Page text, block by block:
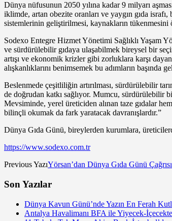
Dünya nüfusunun 2050 yılına kadar 9 milyarı
iklimde, artan obezite oranları ve yaygın gıda
sistemlerinin geliştirilmesi, kaynakların
Sodexo Entegre Hizmet Yönetimi Sağlıklı Yaşam
ve sürdürülebilir gıdaya ulaşabilmek bireysel bir
artışı ve ekonomik krizler gibi zorluklara karşı
alışkanlıklarını benimsemek bu adımların başında
Beslenmede çeşitliliğin artırılması, sürdürülebilir
de doğrudan katkı sağlıyor. Mumcu, sürdürülebilir
Mevsiminde, yerel üreticiden alınan taze gıdalar
bilinçli okumak da fark yaratacak davranışlardır.”
Dünya Gıda Günü, bireylerden kurumlara,
https://www.sodexo.com.tr
Previous YazıYörsan’dan Dünya Gıda Günü
Son Yazılar
Dünya Kavun Günü’nde Yazın En Ferah
Antalya Havalimanı BFA ile Yiyecek-